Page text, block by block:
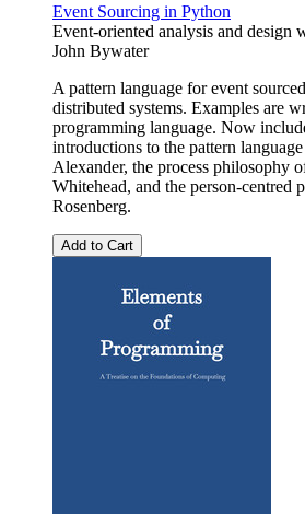
Event Sourcing in Python
Event-oriented analysis and design
John Bywater
A pattern language for event
distributed systems. Examples are
programming language. Now
introductions to the pattern
Alexander, the process philosophy
Whitehead, and the person-centred
Rosenberg.
Add to Cart